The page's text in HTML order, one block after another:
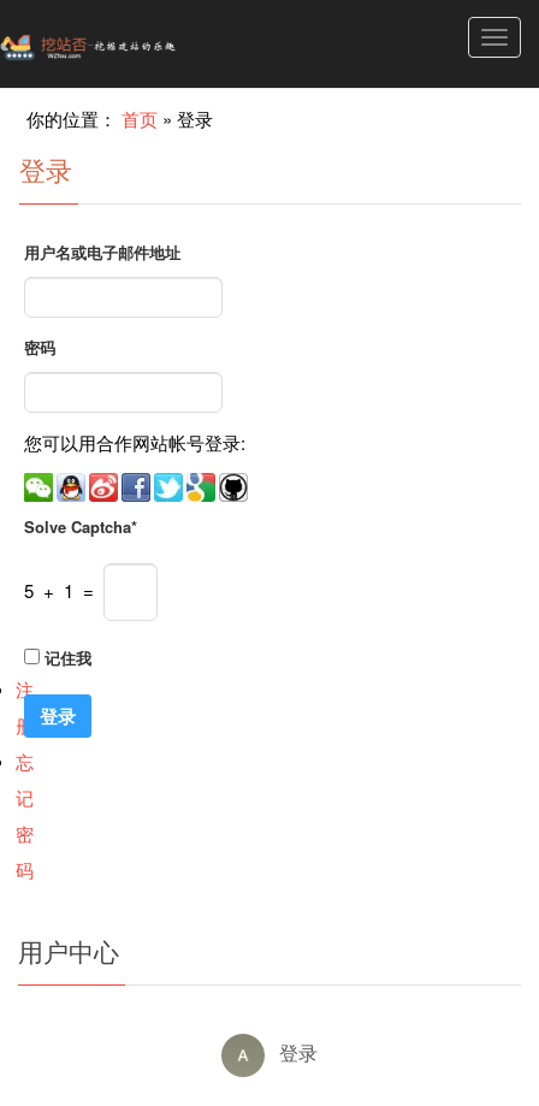
你的位置：首页 »登录
登录
用户名或电子邮件地址
密码
您可以用合作网站帐号登录:
Solve Captcha*
5 + 1 =
记住我
注
册
忘
记
密
码
用户中心
登录